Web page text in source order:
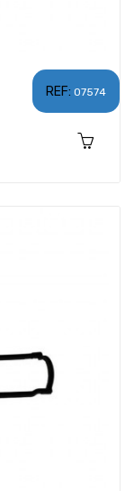
REF: 07574